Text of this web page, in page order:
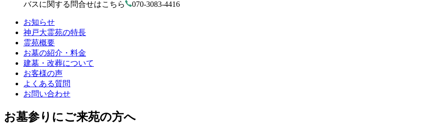
バスに関する問合せはこちら
070-3083-4416
お知らせ
神戸大霊苑の特長
霊苑概要
お墓の紹介・料金
建墓・改葬について
お客様の声
よくある質問
お問い合わせ
お墓参りにご来苑の方へ